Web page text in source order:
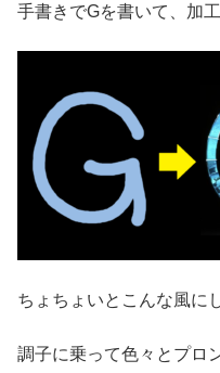
手書きでGを書いて、加
ちょちょいとこんな風に
調子に乗って色々とプロ